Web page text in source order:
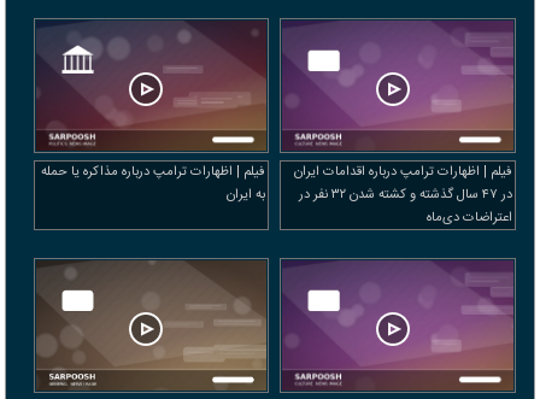
فیلم | اظهارات ترامپ درباره اقدامات ایران
در ۴۷ سال گذشته و کشته شدن ۳۲ نفر در
اعتراضات دی‌ماه
فیلم | اظهارات ترامپ درباره مذاکره یا حمله
به ایران